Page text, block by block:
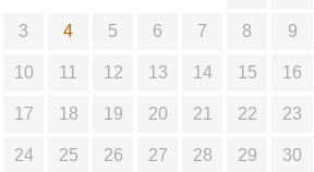
3 4 5 6 7 8 9
10 11 12 13 14 15 16
17 18 19 20 21 22 23
24 25 26 27 28 29 30